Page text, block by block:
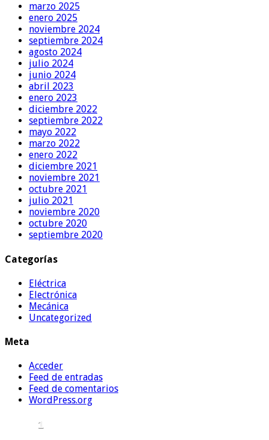
marzo 2025
enero 2025
noviembre 2024
septiembre 2024
agosto 2024
julio 2024
junio 2024
abril 2023
enero 2023
diciembre 2022
septiembre 2022
mayo 2022
marzo 2022
enero 2022
diciembre 2021
noviembre 2021
octubre 2021
julio 2021
noviembre 2020
octubre 2020
septiembre 2020
Categorías
Eléctrica
Electrónica
Mecánica
Uncategorized
Meta
Acceder
Feed de entradas
Feed de comentarios
WordPress.org
1